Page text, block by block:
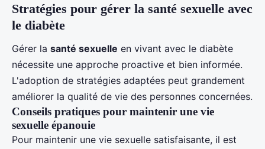
Stratégies pour gérer la santé sexuelle avec
le diabète
Gérer la santé sexuelle en vivant avec le diabète
nécessite une approche proactive et bien informée.
L'adoption de stratégies adaptées peut grandement
améliorer la qualité de vie des personnes concernées.
Conseils pratiques pour maintenir une vie
sexuelle épanouie
Pour maintenir une vie sexuelle satisfaisante, il est